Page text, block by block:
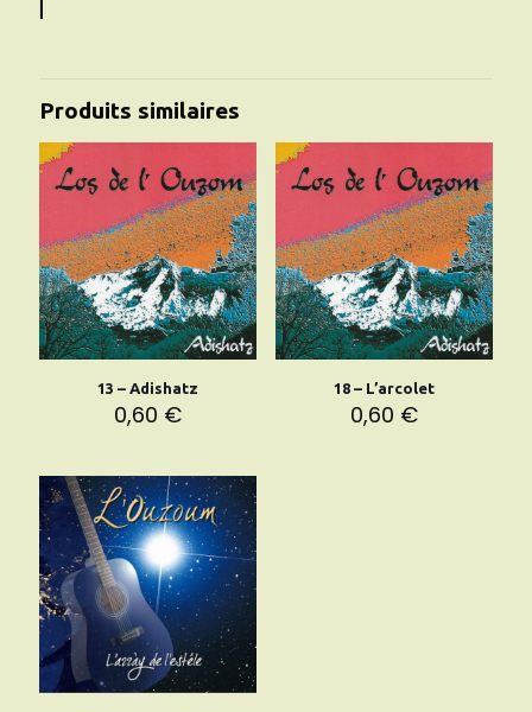
Produits similaires
13 – Adishatz
0,60 €
18 – L’arcolet
0,60 €